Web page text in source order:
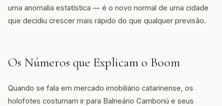
uma anomalia estatística — é o novo normal de uma cidade
que decidiu crescer mais rápido do que qualquer previsão.
Os Números que Explicam o Boom
Quando se fala em mercado imobiliário catarinense, os
holofotes costumam ir para Balneário Camboriú e seus